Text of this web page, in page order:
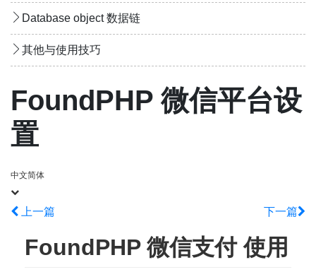
Database object 数据链
其他与使用技巧
FoundPHP 微信平台设
置
中文简体
上一篇 下一篇
FoundPHP 微信支付 使用